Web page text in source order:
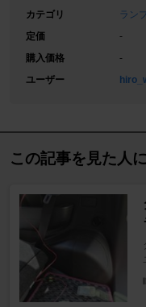
カテゴリ
ラン
定価
-
購入価格
-
ユーザー
この記事を見た人